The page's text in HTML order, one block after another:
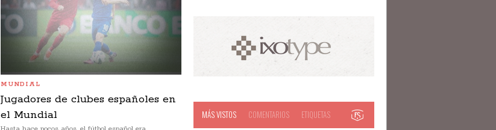
MUNDIAL
Jugadores de clubes españoles en
el Mundial
MÁS VISTOS COMENTARIOS ETIQUETAS